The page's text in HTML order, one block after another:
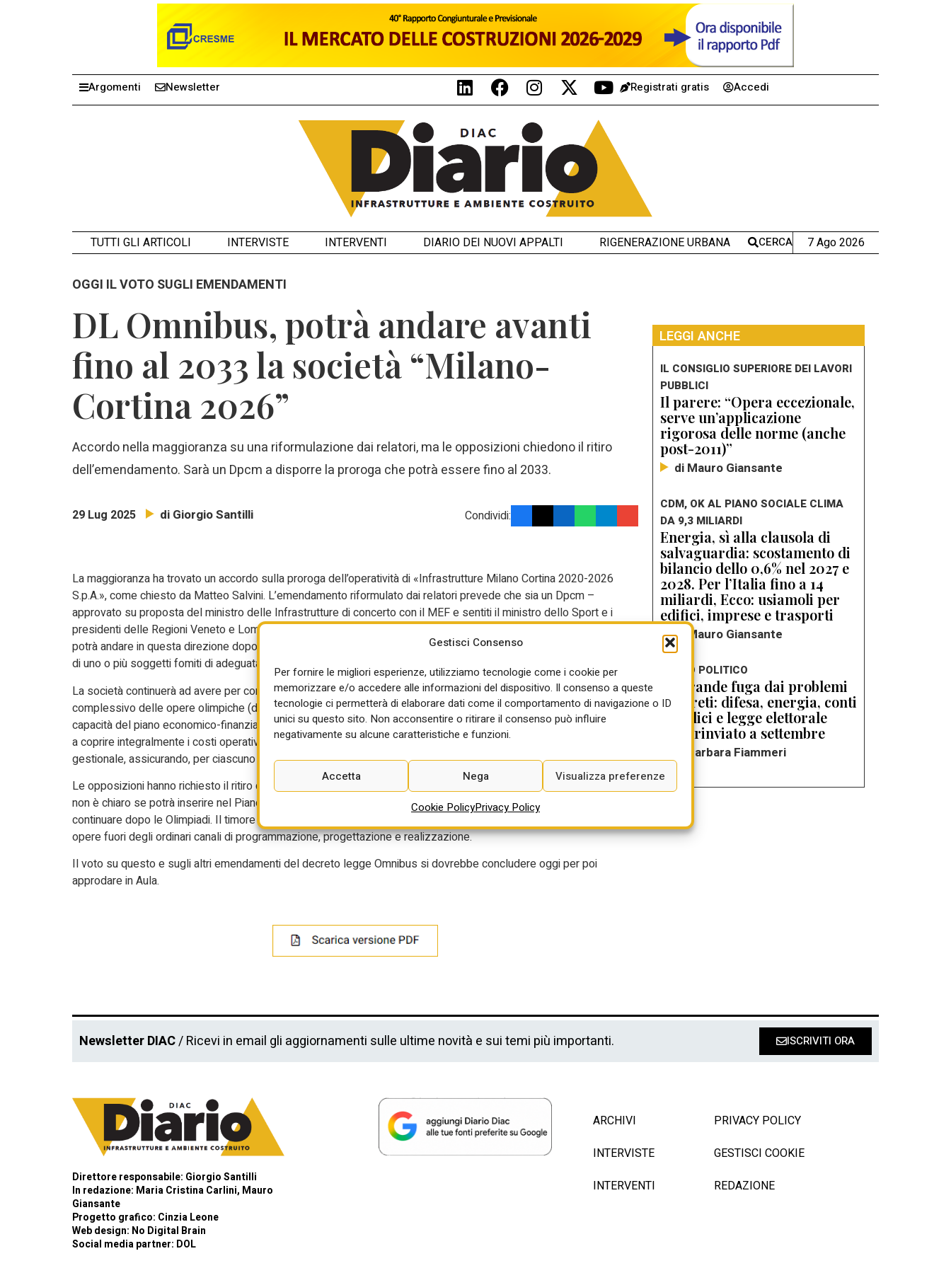
Gestisci Consenso
Per fornire le migliori esperienze, utilizziamo tecnologie come i cookie per
memorizzare e/o accedere alle informazioni del dispositivo. Il consenso a queste
tecnologie ci permetterà di elaborare dati come il comportamento di navigazione o ID
unici su questo sito. Non acconsentire o ritirare il consenso può influire
negativamente su alcune caratteristiche e funzioni.
Accetta Nega Visualizza preferenze
Cookie PolicyPrivacy Policy
Argomenti Newsletter Registrati gratis Accedi
TUTTI GLI ARTICOLI INTERVISTE INTERVENTI DIARIO DEI NUOVI APPALTI RIGENERAZIONE URBANA CERCA 7 Ago 2026
OGGI IL VOTO SUGLI EMENDAMENTI
DL Omnibus, potrà andare avanti
fino al 2033 la società “Milano-
Cortina 2026”
Accordo nella maggioranza su una riformulazione dai relatori, ma le opposizioni chiedono il ritiro
dell’emendamento. Sarà un Dpcm a disporre la proroga che potrà essere fino al 2033.
29 Lug 2025 di Giorgio Santilli Condividi:
La maggioranza ha trovato un accordo sulla proroga dell’operatività di «Infrastrutture Milano Cortina 2020-2026
S.p.A.», come chiesto da Matteo Salvini. L’emendamento riformulato dai relatori prevede che sia un Dpcm –
approvato su proposta del ministro delle Infrastrutture di concerto con il MEF e sentiti il ministro dello Sport e i
presidenti delle Regioni Veneto e Lombardia – a disporre la proroga che potrà arrivare fino al 31 dicembre 2033. Si
potrà andare in questa direzione dopo il rilascio – che è condizione non aggirabile – di una asseverazione “da parte
di uno o più soggetti fomiti di adeguata esperienza e qualificazione professionale individuati” dallo stesso MIT.
La società continuerà ad avere per compito la realizzazione e la gestione delle infrastrutture inserite nel Piano
complessivo delle opere olimpiche (dovrà essere modificato lo statuto). L’asseverazione è finalizzata “a validare la
capacità del piano economico-finanziario della società di generare, per l’intera durata prevista, flussi di cassa idonei
a coprire integralmente i costi operativi e gli investimenti programmati, nonché a garantire l’equilibrio economico e
gestionale, assicurando, per ciascuno degli esercizi del Piano, l’autosufficienza finanziaria”.
Le opposizioni hanno richiesto il ritiro dell’emendamento anche per l’ambiguità delle competenze della società che
non è chiaro se potrà inserire nel Piano nuove opere infrastrutturali o cosa dovrà gestire, visto che l’azione potrà
continuare dopo le Olimpiadi. Il timore delle opposizioni è che la società diventi lo strumento per realizzazione di
opere fuori degli ordinari canali di programmazione, progettazione e realizzazione.
Il voto su questo e sugli altri emendamenti del decreto legge Omnibus si dovrebbe concludere oggi per poi
approdare in Aula.
LEGGI ANCHE
IL CONSIGLIO SUPERIORE DEI LAVORI
PUBBLICI
Il parere: “Opera eccezionale,
serve un’applicazione
rigorosa delle norme (anche
post-2011)”
di Mauro Giansante
CDM, OK AL PIANO SOCIALE CLIMA
DA 9,3 MILIARDI
Energia, sì alla clausola di
salvaguardia: scostamento di
bilancio dello 0,6% nel 2027 e
2028. Per l’Italia fino a 14
miliardi, Ecco: usiamoli per
edifici, imprese e trasporti
di Mauro Giansante
DIARIO POLITICO
La grande fuga dai problemi
concreti: difesa, energia, conti
pubblici e legge elettorale
tutto rinviato a settembre
di Barbara Fiammeri
Newsletter DIAC/ Ricevi in email gli aggiornamenti sulle ultime novità e sui temi più importanti. ISCRIVITI ORA
Direttore responsabile: Giorgio Santilli
In redazione: Maria Cristina Carlini, Mauro
Giansante
Progetto grafico: Cinzia Leone
Web design: No Digital Brain
Social media partner: DOL
ARCHIVI
INTERVISTE
INTERVENTI
PRIVACY POLICY
GESTISCI COOKIE
REDAZIONE